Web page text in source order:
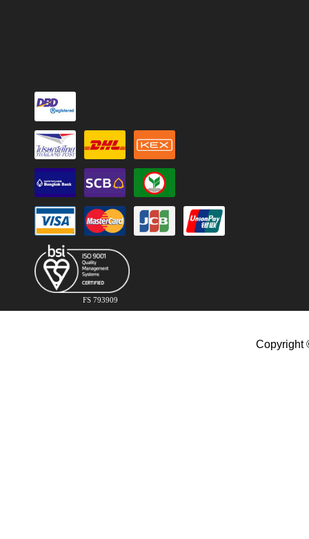
FS 793909
Copyright